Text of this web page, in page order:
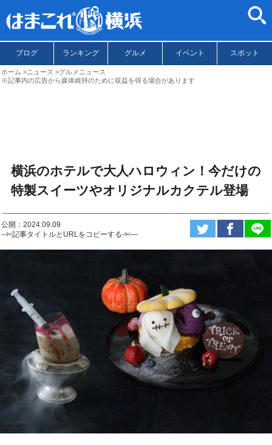
ブログ ランキング グルメ イベント スポット
ホーム ニュース
グルメニュース
※記事内の広告から媒体維持のために収益を得る場合があります
横浜のホテルで大人ハロウィン！今だけの
特製スイーツやオリジナルカクテル登場
公開：2024.09.09
--✄記事タイトルとURLをコピーする-✄—